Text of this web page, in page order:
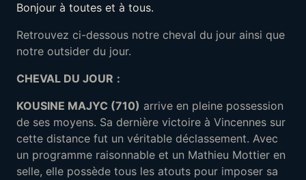
Bonjour à toutes et à tous.
Retrouvez ci-dessous notre cheval du jour ainsi que
notre outsider du jour.
CHEVAL DU JOUR :
KOUSINE MAJYC (710) arrive en pleine possession
de ses moyens. Sa dernière victoire à Vincennes sur
cette distance fut un véritable déclassement. Avec
un programme raisonnable et un Mathieu Mottier en
selle, elle possède tous les atouts pour imposer sa